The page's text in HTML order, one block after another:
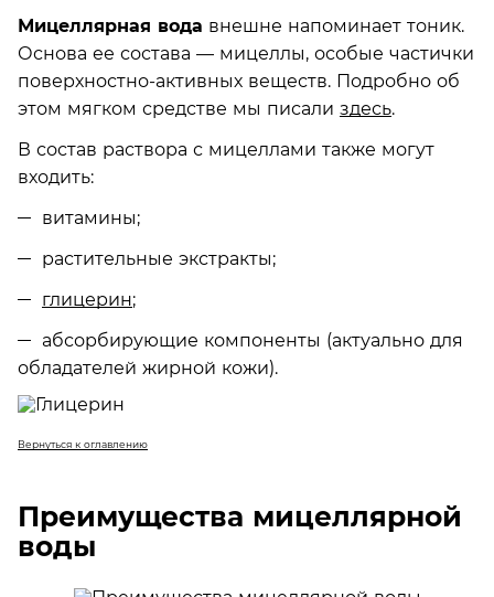
Мицеллярная вода внешне напоминает тоник.
Основа ее состава — мицеллы, особые частички
поверхностно-активных веществ. Подробно об
этом мягком средстве мы писали здесь.
В состав раствора с мицеллами также могут
входить:
витамины;
растительные экстракты;
глицерин;
абсорбирующие компоненты (актуально для
обладателей жирной кожи).
Вернуться к оглавлению
Преимущества мицеллярной
воды